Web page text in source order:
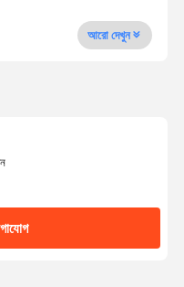
আরো দেখুন